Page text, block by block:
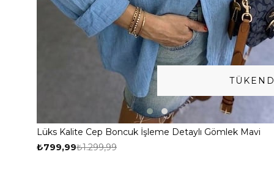
Lüks Kalite Cep Boncuk İşleme Detaylı Gömlek Mavi
₺799,99₺1.299,99